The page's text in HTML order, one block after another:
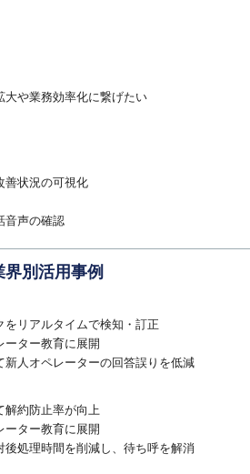
大や業務効率化に繋げたい
善状況の可視化
音声の確認
界別活用事例
リアルタイムで検知・訂正
ーター教育に展開
人オペレーターの回答誤りを低減
解約防止率が向上
ーター教育に展開
処理時間を削減し、待ち呼を解消